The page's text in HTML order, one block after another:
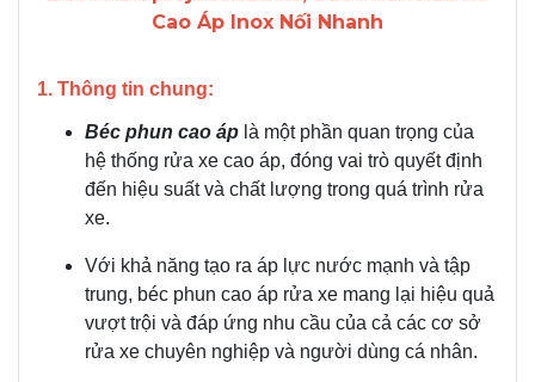
Cao Áp Inox Nối Nhanh
1. Thông tin chung:
Béc phun cao áp là một phần quan trọng của
hệ thống rửa xe cao áp, đóng vai trò quyết định
đến hiệu suất và chất lượng trong quá trình rửa
xe.
Với khả năng tạo ra áp lực nước mạnh và tập
trung, béc phun cao áp rửa xe mang lại hiệu quả
vượt trội và đáp ứng nhu cầu của cả các cơ sở
rửa xe chuyên nghiệp và người dùng cá nhân.